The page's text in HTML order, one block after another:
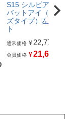
S15 シルビア | コン
バットアイ（クロ
ズタイプ）左右セ
ト
通常価格 ¥ 22,770
会員価格 ¥21,631